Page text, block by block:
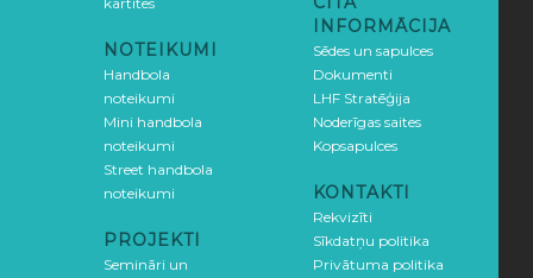
NOTEIKUMI
Handbola
noteikumi
Mini handbola
noteikumi
Street handbola
noteikumi
PROJEKTI
Semināri un
INFORMĀCIJA
Sēdes un sapulces
Dokumenti
LHF Stratēģija
Noderīgas saites
Kopsapulces
KONTAKTI
Rekvizīti
Sīkdatņu politika
Privātuma politika